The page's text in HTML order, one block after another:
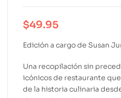
$49.95
Edición a cargo de Susan
Una recopilación sin
icónicos de restaurante
de la historia culinaria